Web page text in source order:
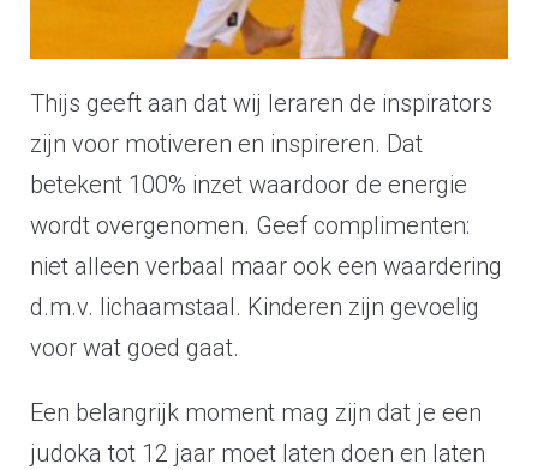
Thijs geeft aan dat wij leraren de inspirators
zijn voor motiveren en inspireren. Dat
betekent 100% inzet waardoor de energie
wordt overgenomen. Geef complimenten:
niet alleen verbaal maar ook een waardering
d.m.v. lichaamstaal. Kinderen zijn gevoelig
voor wat goed gaat.
Een belangrijk moment mag zijn dat je een
judoka tot 12 jaar moet laten doen en laten